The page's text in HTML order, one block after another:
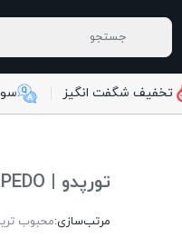
تخفیف شگفت انگیز
تورپدو | TORPEDO
مرتب‌سازی:محبوب